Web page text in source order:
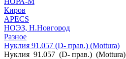
Киров
APECS
НОЭЗ, Н.Новгород
Разное
Нуклия 91.057 (D- прав.) (Mottura)
Нуклия 91.057 (D- прав.) (Mottura)